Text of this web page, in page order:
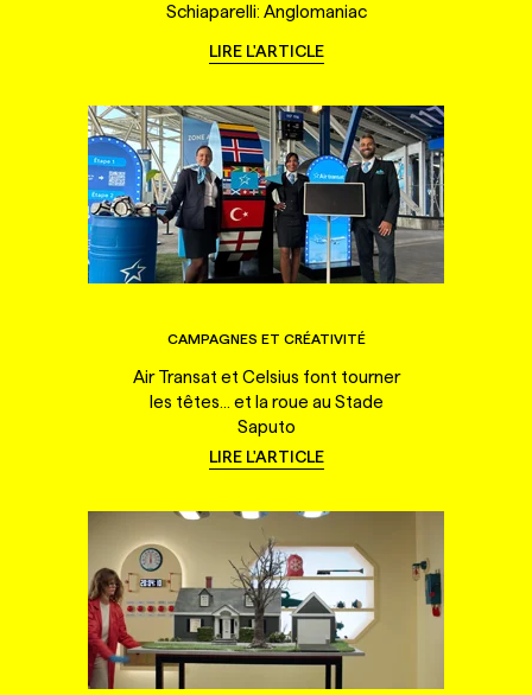
Schiaparelli: Anglomaniac
LIRE L'ARTICLE
CAMPAGNES ET CRÉATIVITÉ
Air Transat et Celsius font tourner
les têtes... et la roue au Stade
Saputo
LIRE L'ARTICLE